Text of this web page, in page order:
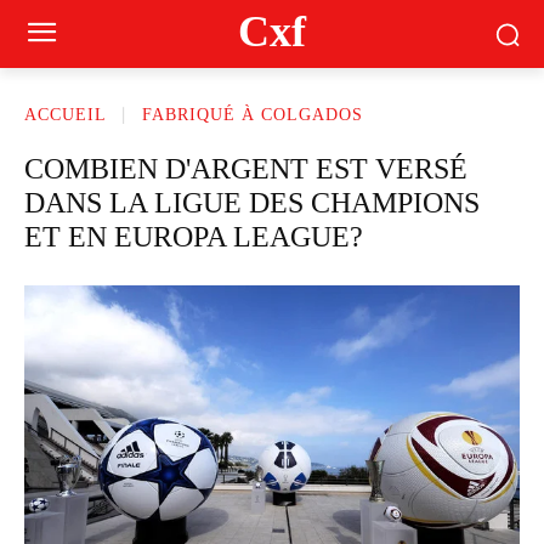
Cxf
ACCUEIL FABRIQUÉ À COLGADOS
COMBIEN D'ARGENT EST VERSÉ
DANS LA LIGUE DES CHAMPIONS
ET EN EUROPA LEAGUE?